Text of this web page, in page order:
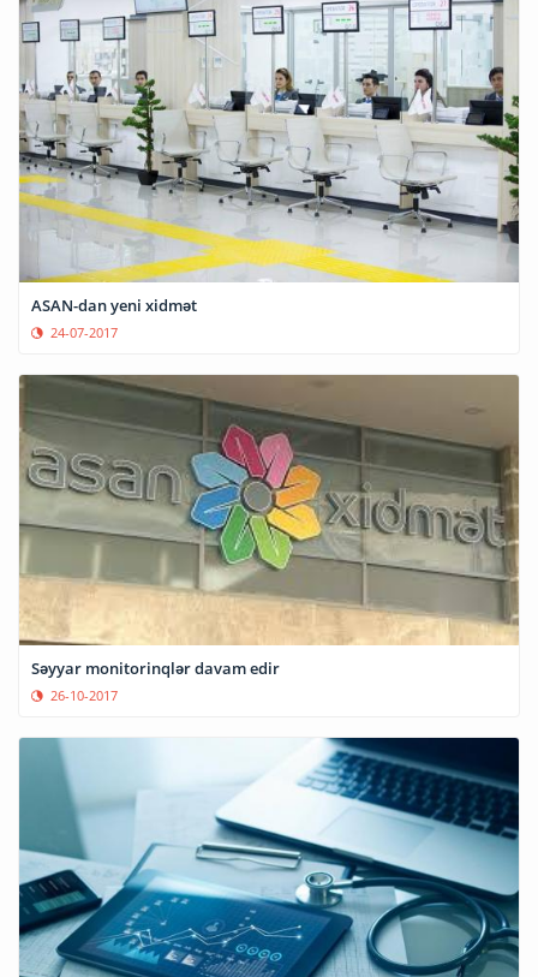
ASAN-dan yeni xidmət
24-07-2017
Səyyar monitorinqlər davam edir
26-10-2017